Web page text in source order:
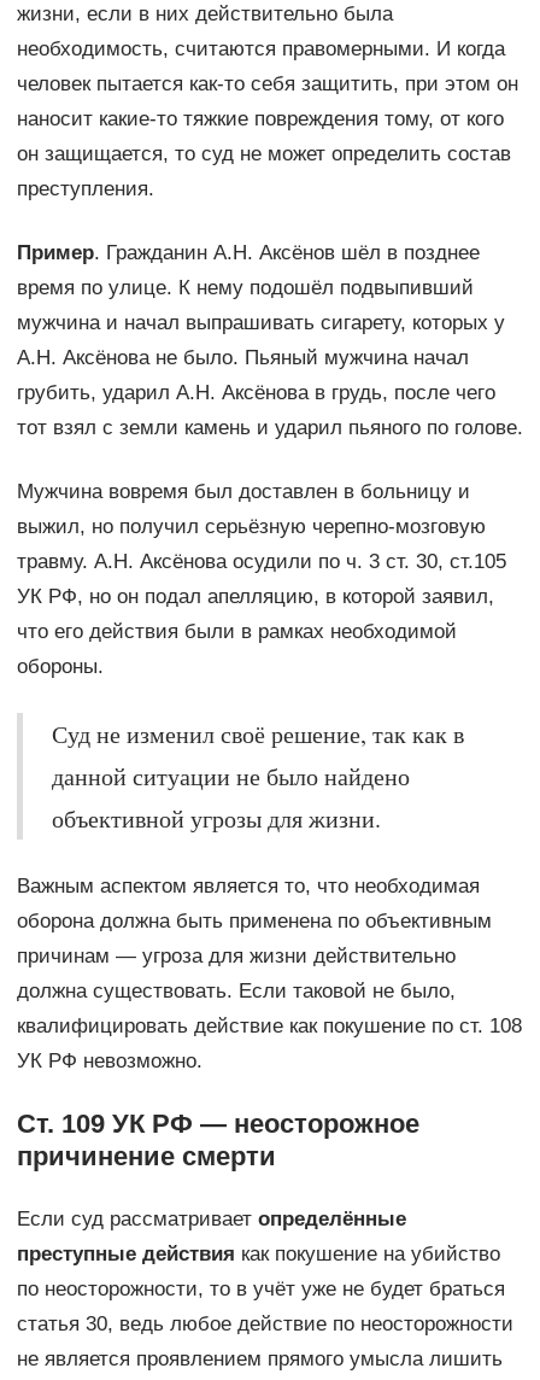
жизни, если в них действительно была
необходимость, считаются правомерными. И когда
человек пытается как-то себя защитить, при этом он
наносит какие-то тяжкие повреждения тому, от кого
он защищается, то суд не может определить состав
преступления.
Пример. Гражданин А.Н. Аксёнов шёл в позднее
время по улице. К нему подошёл подвыпивший
мужчина и начал выпрашивать сигарету, которых у
А.Н. Аксёнова не было. Пьяный мужчина начал
грубить, ударил А.Н. Аксёнова в грудь, после чего
тот взял с земли камень и ударил пьяного по голове.
Мужчина вовремя был доставлен в больницу и
выжил, но получил серьёзную черепно-мозговую
травму. А.Н. Аксёнова осудили по ч. 3 ст. 30, ст.105
УК РФ, но он подал апелляцию, в которой заявил,
что его действия были в рамках необходимой
обороны.
Суд не изменил своё решение, так как в
данной ситуации не было найдено
объективной угрозы для жизни.
Важным аспектом является то, что необходимая
оборона должна быть применена по объективным
причинам — угроза для жизни действительно
должна существовать. Если таковой не было,
квалифицировать действие как покушение по ст. 108
УК РФ невозможно.
Ст. 109 УК РФ — неосторожное
причинение смерти
Если суд рассматривает определённые
преступные действия как покушение на убийство
по неосторожности, то в учёт уже не будет браться
статья 30, ведь любое действие по неосторожности
не является проявлением прямого умысла лишить